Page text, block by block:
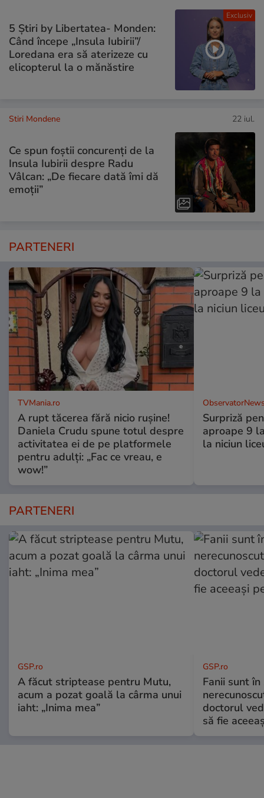
Exclusiv
5 Știri by Libertatea- Monden:
Când începe „Insula Iubirii”/
Loredana era să aterizeze cu
elicopterul la o mănăstire
Stiri Mondene 22 iul.
Ce spun foștii concurenți de la
Insula Iubirii despre Radu
Vâlcan: „De fiecare dată îmi dă
emoții”
PARTENERI
TVMania.ro
A rupt tăcerea fără nicio rușine!
Daniela Crudu spune totul despre
activitatea ei de pe platformele
pentru adulți: „Fac ce vreau, e
wow!”
Surpriză
aproape 9
la niciun
PARTENERI
GSP.ro
A făcut striptease pentru Mutu,
acum a pozat goală la cârma unui
iaht: „Inima mea”
GSP.ro
Fanii sunt în
doctorul
să fie